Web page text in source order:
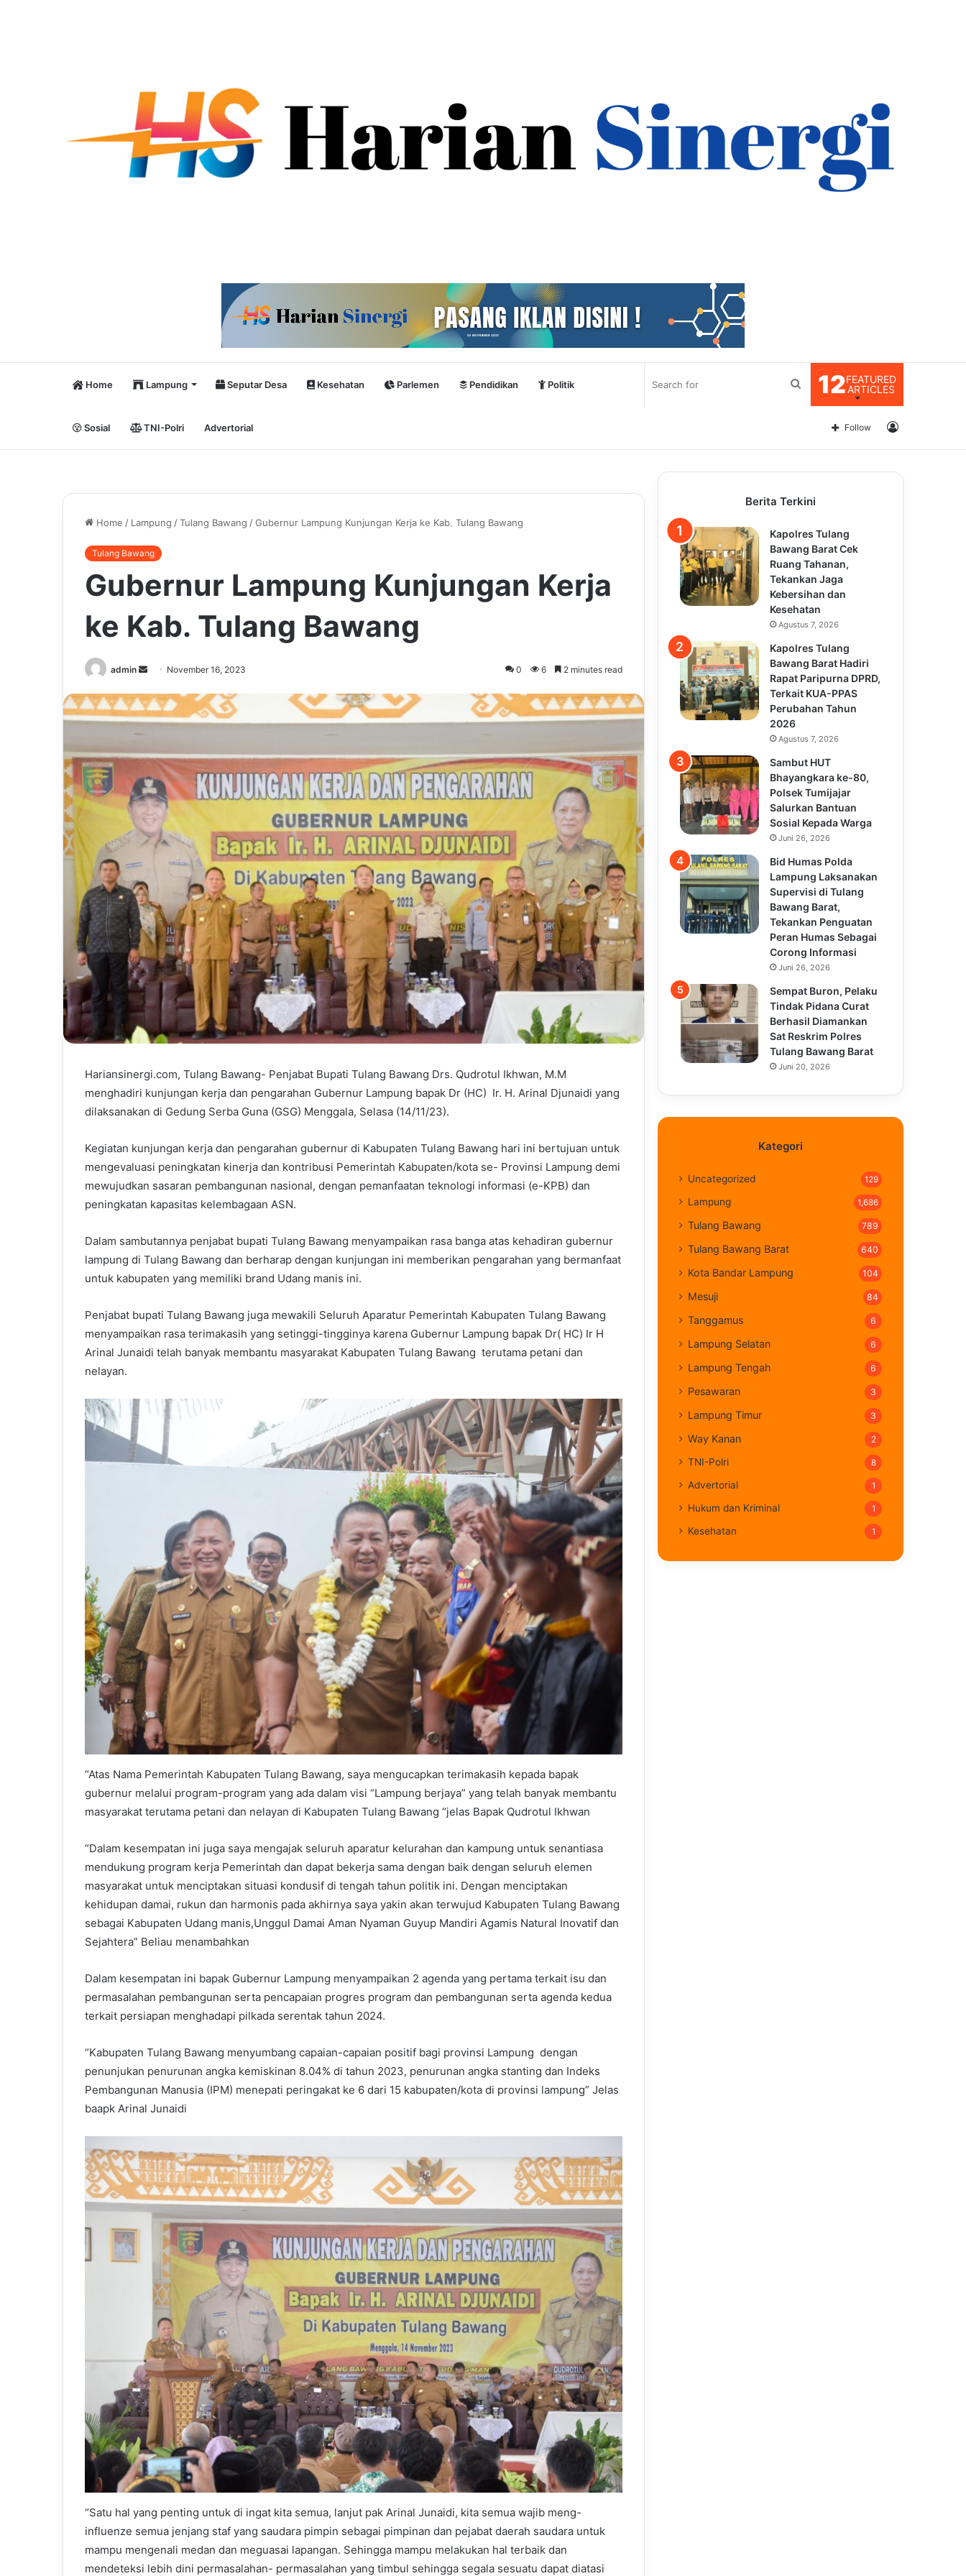
Home Lampung Seputar Desa Kesehatan Parlemen Pendidikan Politik
Sosial TNI-Polri Advertorial
12FEATURED
ARTICLES
Search
Log
Follow
Home / Lampung /Tulang Bawang /Gubernur Lampung Kunjungan Kerja ke Kab. Tulang Bawang
Tulang Bawang
Gubernur Lampung Kunjungan Kerja
ke Kab. Tulang Bawang
admin
Send
email
November 16, 2023 0 6 2 minutes read
Hariansinergi.com, Tulang Bawang- Penjabat Bupati Tulang Bawang Drs. Qudrotul Ikhwan, M.M
menghadiri kunjungan kerja dan pengarahan Gubernur Lampung bapak Dr (HC) Ir. H. Arinal Djunaidi yang
dilaksanakan di Gedung Serba Guna (GSG) Menggala, Selasa (14/11/23).
Kegiatan kunjungan kerja dan pengarahan gubernur di Kabupaten Tulang Bawang hari ini bertujuan untuk
mengevaluasi peningkatan kinerja dan kontribusi Pemerintah Kabupaten/kota se- Provinsi Lampung demi
mewujudkan sasaran pembangunan nasional, dengan pemanfaatan teknologi informasi (e-KPB) dan
peningkatan kapasitas kelembagaan ASN.
Dalam sambutannya penjabat bupati Tulang Bawang menyampaikan rasa banga atas kehadiran gubernur
lampung di Tulang Bawang dan berharap dengan kunjungan ini memberikan pengarahan yang bermanfaat
untuk kabupaten yang memiliki brand Udang manis ini.
Penjabat bupati Tulang Bawang juga mewakili Seluruh Aparatur Pemerintah Kabupaten Tulang Bawang
menyampaikan rasa terimakasih yang setinggi-tingginya karena Gubernur Lampung bapak Dr( HC) Ir H
Arinal Junaidi telah banyak membantu masyarakat Kabupaten Tulang Bawang terutama petani dan
nelayan.
“Atas Nama Pemerintah Kabupaten Tulang Bawang, saya mengucapkan terimakasih kepada bapak
gubernur melalui program-program yang ada dalam visi “Lampung berjaya” yang telah banyak membantu
masyarakat terutama petani dan nelayan di Kabupaten Tulang Bawang “jelas Bapak Qudrotul Ikhwan
“Dalam kesempatan ini juga saya mengajak seluruh aparatur kelurahan dan kampung untuk senantiasa
mendukung program kerja Pemerintah dan dapat bekerja sama dengan baik dengan seluruh elemen
masyarakat untuk menciptakan situasi kondusif di tengah tahun politik ini. Dengan menciptakan
kehidupan damai, rukun dan harmonis pada akhirnya saya yakin akan terwujud Kabupaten Tulang Bawang
sebagai Kabupaten Udang manis,Unggul Damai Aman Nyaman Guyup Mandiri Agamis Natural Inovatif dan
Sejahtera” Beliau menambahkan
Dalam kesempatan ini bapak Gubernur Lampung menyampaikan 2 agenda yang pertama terkait isu dan
permasalahan pembangunan serta pencapaian progres program dan pembangunan serta agenda kedua
terkait persiapan menghadapi pilkada serentak tahun 2024.
“Kabupaten Tulang Bawang menyumbang capaian-capaian positif bagi provinsi Lampung dengan
penunjukan penurunan angka kemiskinan 8.04% di tahun 2023, penurunan angka stanting dan Indeks
Pembangunan Manusia (IPM) menepati peringakat ke 6 dari 15 kabupaten/kota di provinsi lampung” Jelas
baapk Arinal Junaidi
“Satu hal yang penting untuk di ingat kita semua, lanjut pak Arinal Junaidi, kita semua wajib meng-
influenze semua jenjang staf yang saudara pimpin sebagai pimpinan dan pejabat daerah saudara untuk
mampu mengenali medan dan meguasai lapangan. Sehingga mampu melakukan hal terbaik dan
mendeteksi lebih dini permasalahan- permasalahan yang timbul sehingga segala sesuatu dapat diatasi
Berita Terkini
Kapolres Tulang
Bawang Barat Cek
Ruang Tahanan,
Tekankan Jaga
Kebersihan dan
Kesehatan
Agustus 7, 2026
Kapolres Tulang
Bawang Barat Hadiri
Rapat Paripurna DPRD,
Terkait KUA-PPAS
Perubahan Tahun
2026
Agustus 7, 2026
Sambut HUT
Bhayangkara ke-80,
Polsek Tumijajar
Salurkan Bantuan
Sosial Kepada Warga
Juni 26, 2026
Bid Humas Polda
Lampung Laksanakan
Supervisi di Tulang
Bawang Barat,
Tekankan Penguatan
Peran Humas Sebagai
Corong Informasi
Juni 26, 2026
Sempat Buron, Pelaku
Tindak Pidana Curat
Berhasil Diamankan
Sat Reskrim Polres
Tulang Bawang Barat
Juni 20, 2026
Kategori
Uncategorized 129
Lampung 1,686
Tulang Bawang 789
Tulang Bawang Barat 640
Kota Bandar Lampung 104
Mesuji 84
Tanggamus 6
Lampung Selatan 6
Lampung Tengah 6
Pesawaran 3
Lampung Timur 3
Way Kanan 2
TNI-Polri 8
Advertorial 1
Hukum dan Kriminal 1
Kesehatan 1